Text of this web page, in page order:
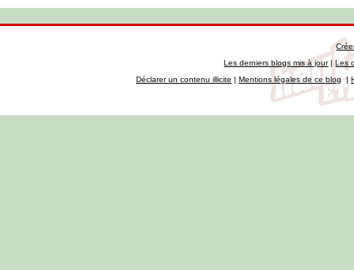
Les derniers blogs mis à jour| Les
Déclarer un contenu illicite
Mentions légales de ce blog|